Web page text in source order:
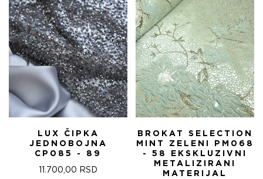
LUX ČIPKA
JEDNOBOJNA
CP085 - 89
11.700,00 RSD
BROKAT SELECTION
MINT ZELENI PM068
- 58 EKSKLUZIVNI
METALIZIRANI
MATERIJAL